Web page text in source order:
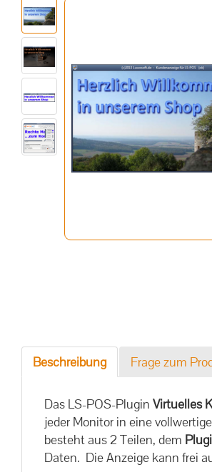
Beschreibung Frage zum
Das LS-POS-Plugin Virtuelles
jeder Monitor in eine
besteht aus 2 Teilen, dem
Daten. Die Anzeige kann frei